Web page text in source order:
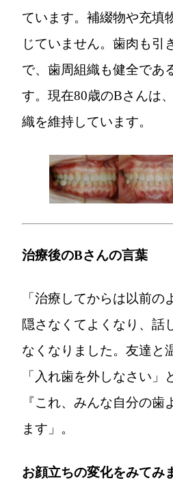
ています。補綴物や充填
じていません。歯肉も引
で、歯周組織も健全であ
す。現在80歳のBさんは
織を維持しています。
治療後のBさんの言葉
「治療してからは以前の
隠さなくてよくなり、話
なくなりました。友達と
「入れ歯を外しなさい」
『これ、みんな自分の歯
ます」。
お顔立ちの変化をみてみ